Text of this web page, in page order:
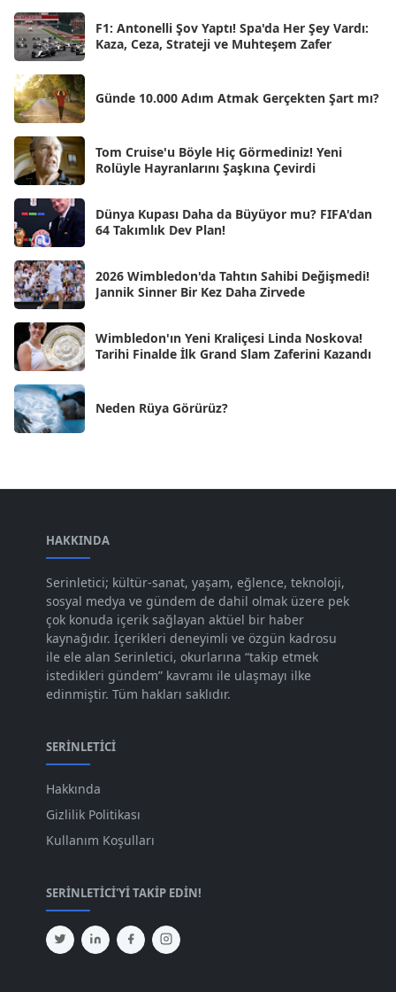
Nis 2025 [56]
Mar 2025
Şub 2025
Oca 2025
Ara 2024 [25]
Kas 2024
Eki 2024 [46]
Eyl 2024
Ağu 2024 [10]
Tem 2024
Haz 2024 [30]
Nis 2024 [59]
Ara 2023 [101]
Kas 2023
Eki 2023 [73]
Eyl 2023 [73]
Ağu 2023 [74]
Tem 2023 [76]
Haz 2023
May 2023
Nis 2023
Mar 2023
Oca 2023 [87]
Ara 2022 [82]
F1: Antonelli Şov Yaptı! Spa'da Her Şey Vardı:
Kaza, Ceza, Strateji ve Muhteşem Zafer
Günde 10.000 Adım Atmak Gerçekten Şart mı?
Tom Cruise'u Böyle Hiç Görmediniz! Yeni
Rolüyle Hayranlarını Şaşkına Çevirdi
Dünya Kupası Daha da Büyüyor mu? FIFA'dan
64 Takımlık Dev Plan!
2026 Wimbledon'da Tahtın Sahibi Değişmedi!
Jannik Sinner Bir Kez Daha Zirvede
Wimbledon'ın Yeni Kraliçesi Linda Noskova!
Tarihi Finalde İlk Grand Slam Zaferini Kazandı
Neden Rüya Görürüz?
HAKKINDA
Serinletici; kültür-sanat, yaşam, eğlence, teknoloji,
sosyal medya ve gündem de dahil olmak üzere pek
çok konuda içerik sağlayan aktüel bir haber
kaynağıdır. İçerikleri deneyimli ve özgün kadrosu
ile ele alan Serinletici, okurlarına “takip etmek
istedikleri gündem” kavramı ile ulaşmayı ilke
edinmiştir. Tüm hakları saklıdır.
SERINLETICI
Hakkında
Gizlilik Politikası
Kullanım Koşulları
SERINLETICI'YI TAKIP EDIN!